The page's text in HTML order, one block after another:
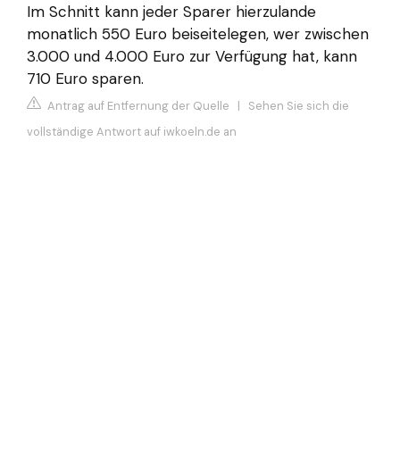
Im Schnitt kann jeder Sparer hierzulande
monatlich 550 Euro beiseitelegen, wer zwischen
3.000 und 4.000 Euro zur Verfügung hat, kann
710 Euro sparen.
Antrag auf Entfernung der Quelle | Sehen Sie sich die
vollständige Antwort auf iwkoeln.de an